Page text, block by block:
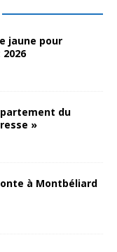
jaune pour
du
»
à Montbéliard